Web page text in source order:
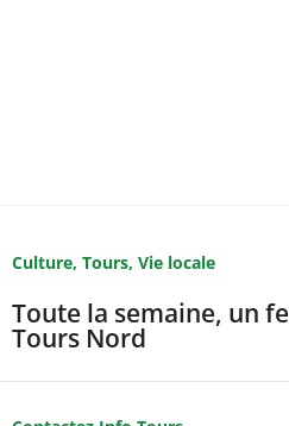
Culture, Tours, Vie locale
Toute la semaine, un
Tours Nord